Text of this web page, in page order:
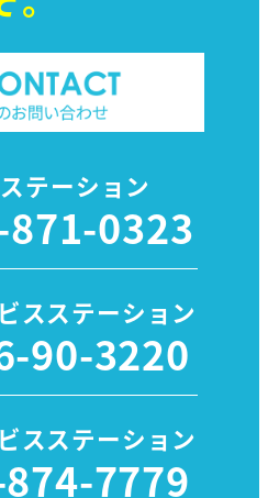
テーション
0323
スステーション
90-3220
スステーション
7779